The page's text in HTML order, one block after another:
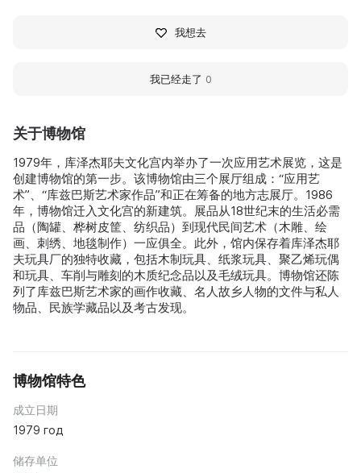
关于博物馆
1979年，库泽杰耶夫文化宫内举办了一次应用艺术展览，这是
创建博物馆的第一步。该博物馆由三个展厅组成：“应用艺
术”、“库兹巴斯艺术家作品”和正在筹备的地方志展厅。1986
年，博物馆迁入文化宫的新建筑。展品从18世纪末的生活必需
品（陶罐、桦树皮筐、纺织品）到现代民间艺术（木雕、绘
画、刺绣、地毯制作）一应俱全。此外，馆内保存着库泽杰耶
夫玩具厂的独特收藏，包括木制玩具、纸浆玩具、聚乙烯玩偶
和玩具、车削与雕刻的木质纪念品以及毛绒玩具。博物馆还陈
列了库兹巴斯艺术家的画作收藏、名人故乡人物的文件与私人
物品、民族学藏品以及考古发现。
博物馆特色
成立日期
1979 год
储存单位
我想去
我已经走了 0